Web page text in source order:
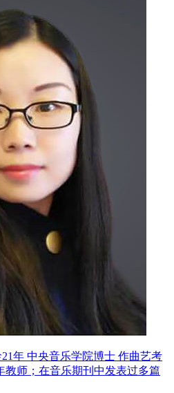
年 中央音乐学院博士 作曲艺考
教师；在音乐期刊中发表过多篇